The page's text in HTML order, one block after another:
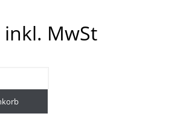
inkl. MwSt